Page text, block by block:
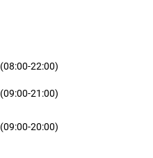
(08:00-22:00)
(09:00-21:00)
(09:00-20:00)